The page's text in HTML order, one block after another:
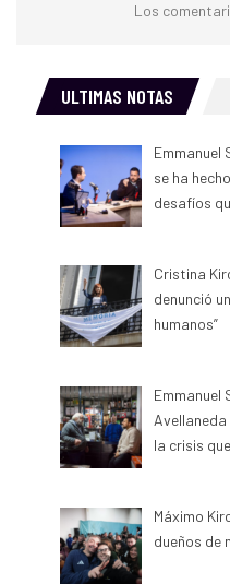
Los
ULTIMAS NOTAS
Emmanuel
se ha
desafíos
Cristina
denunció
humanos”
Emmanuel
la crisis
Máximo
dueños de